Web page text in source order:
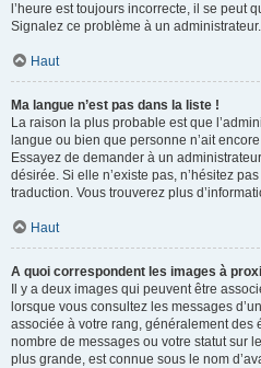
l’heure est toujours incorrecte, il se peut
Signalez ce problème à un administrateur.
Haut
Ma langue n’est pas dans la liste !
La raison la plus probable est que
langue ou bien que personne n’ait
Essayez de demander à un
désirée. Si elle n’existe pas, n’hésitez
traduction. Vous trouverez plus
Haut
A quoi correspondent les images à
Il y a deux images qui peuvent être
lorsque vous consultez les messages
associée à votre rang, généralement des
nombre de messages ou votre statut sur
plus grande, est connue sous le nom